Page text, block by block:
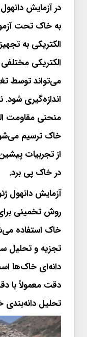
در آزمایش
به خاک تحت
الکتریکی به
الکتریکی
می‌تواند توسط
اندازه‌گیری
منحنی مقاومت
خاک ترسیم
از تجربیات
در خاک پی برد.
آزمایش دانهول
روش تخمینی برای
خاک استفاده
تجزیه و تحلیل
دانه‌ای خاک‌ها
دقت معمولاً با
تحلیل